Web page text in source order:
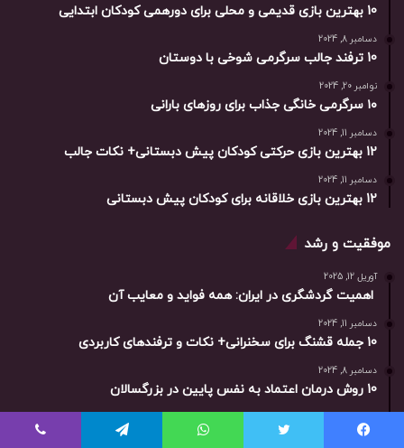
10 بهترین بازی‌ قدیمی و محلی برای دورهمی کودکان ابتدایی
دسامبر 8, 2024
10 ترفند جالب سرگرمی شوخی با دوستان
نوامبر 20, 2024
۱۰ سرگرمی خانگی جذاب برای روزهای بارانی
دسامبر 11, 2024
12 بهترین بازی حرکتی کودکان پیش دبستانی+ نکات جالب
دسامبر 11, 2024
12 بهترین بازی خلاقانه برای کودکان پیش دبستانی
موفقیت و رشد
آوریل 12, 2025
اهمیت گردشگری در ایران: همه فواید و معایب آن
دسامبر 11, 2024
10 جمله قشنگ برای سخنرانی+ نکات و ترفندهای کاربردی
دسامبر 8, 2024
10 روش درمان اعتماد به نفس پایین در بزرگسالان
12 خطرناک ترین کشور جهان+ جدول کامل و آمار